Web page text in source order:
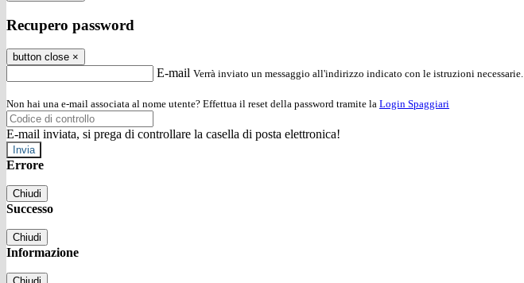
Recupero password
button close ×
E-mail Verrà inviato un messaggio all'indirizzo indicato con le istruzioni necessarie.
Non hai una e-mail associata al nome utente? Effettua il reset della password tramite la Login Spaggiari
E-mail inviata, si prega di controllare la casella di posta elettronica!
Errore
Chiudi
Successo
Chiudi
Informazione